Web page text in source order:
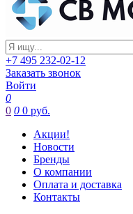
+7 495 232-02-12
Заказать звонок
Войти
0
0 0 0 руб.
Акции!
Новости
Бренды
О компании
Оплата и доставка
Контакты